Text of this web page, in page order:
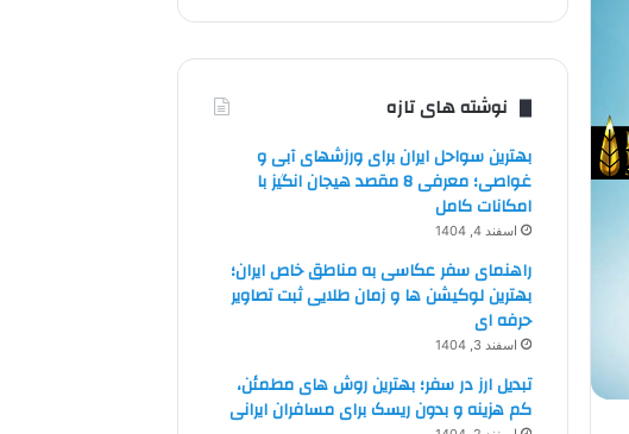
نوشته های تازه
بهترین سواحل ایران برای ورزشهای آبی و
غواصی؛ معرفی 8 مقصد هیجان انگیز با
امکانات کامل
اسفند 4, 1404
راهنمای سفر عکاسی به مناطق خاص ایران؛
بهترین لوکیشن ها و زمان طلایی ثبت تصاویر
حرفه ای
اسفند 3, 1404
تبدیل ارز در سفر؛ بهترین روش های مطمئن،
کم هزینه و بدون ریسک برای مسافران ایرانی